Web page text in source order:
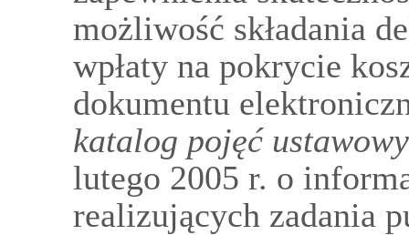
możliwość składania
wpłaty na pokrycie
dokumentu
katalog pojęć
lutego 2005 r. o
realizujących zadania